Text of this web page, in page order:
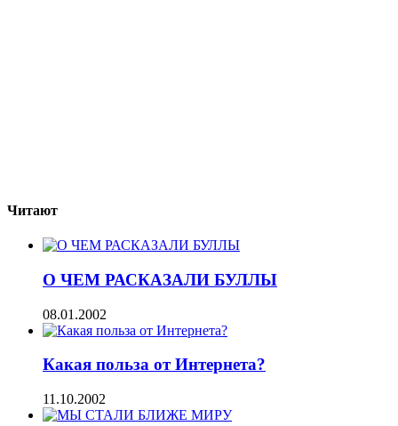
Читают
О ЧЕМ РАСКАЗАЛИ БУЛЛЫ
08.01.2002
Какая польза от Интернета?
11.10.2002